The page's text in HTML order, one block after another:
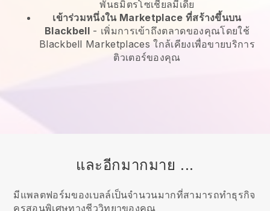
พันธมิตรโซเชียลมีเดีย
เข้าร่วมหนึ่งใน Marketplace ที่สร้างขึ้นบน
Blackbell- เพิ่มการเข้าถึงตลาดของคุณโดยใช้
Blackbell Marketplaces ใกล้เคียงเพื่อขายบริการ
ติวเตอร์ของคุณ
และอีกมากมาย ...
มีแพลตฟอร์มของเบลล์เป็นจำนวนมากที่สามารถทำธุรกิจ
ครูสอนพิเศษทางชีววิทยาของคุณ